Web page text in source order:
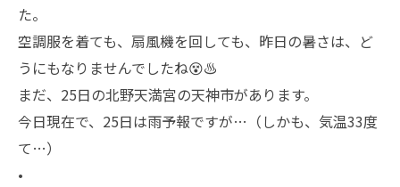
た。
空調服を着ても、扇風機を回しても、昨日の暑さは、ど
うにもなりませんでしたね😵♨️
まだ、25日の北野天満宮の天神市があります。
今日現在で、25日は雨予報ですが…（しかも、気温33度
て…）
•